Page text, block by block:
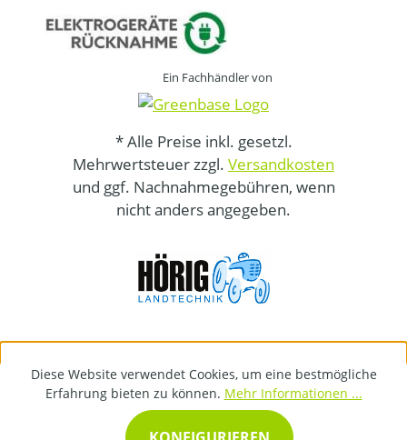
Ein Fachhändler von
* Alle Preise inkl. gesetzl.
Mehrwertsteuer zzgl. Versandkosten
und ggf. Nachnahmegebühren, wenn
nicht anders angegeben.
Diese Website verwendet Cookies, um eine bestmögliche
Erfahrung bieten zu können. Mehr Informationen ...